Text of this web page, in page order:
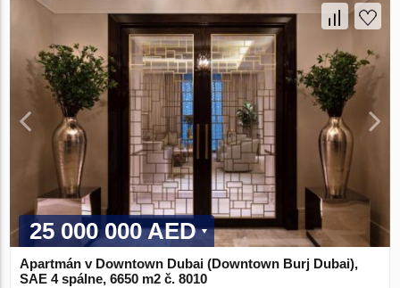
25 000 000 AED
Apartmán v Downtown Dubai (Downtown Burj Dubai),
SAE 4 spálne, 6650 m2 č. 8010